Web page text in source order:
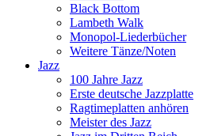
Black Bottom
Lambeth Walk
Monopol-Liederbücher
Weitere Tänze/Noten
Jazz
100 Jahre Jazz
Erste deutsche Jazzplatte
Ragtimeplatten anhören
Meister des Jazz